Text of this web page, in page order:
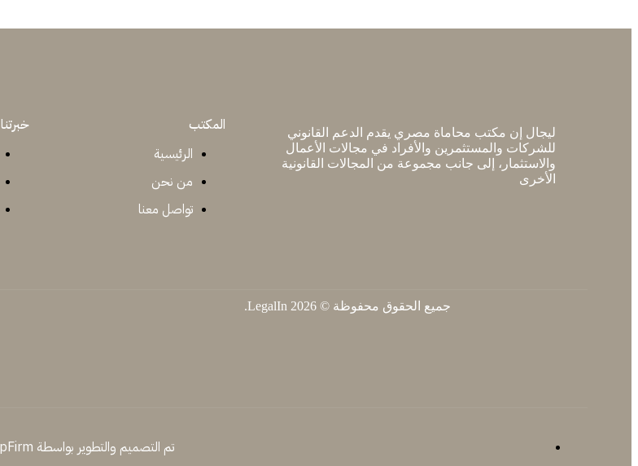
ليجال إن مكتب محاماة مصري يقدم الدعم القانوني
للشركات والمستثمرين والأفراد في مجالات الأعمال
والاستثمار، إلى جانب مجموعة من المجالات القانونية
الأخرى
المكتب
الرئيسية
من نحن
تواصل معنا
خبرتنا
جميع الحقوق محفوظة © 2026 LegalIn.
تم التصميم والتطوير بواسطة LeapFirm.